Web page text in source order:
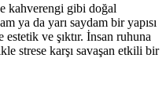
kahverengi gibi doğal
ya da yarı saydam bir yapısı
ve şıktır. İnsan ruhuna
strese karşı savaşan etkili bir